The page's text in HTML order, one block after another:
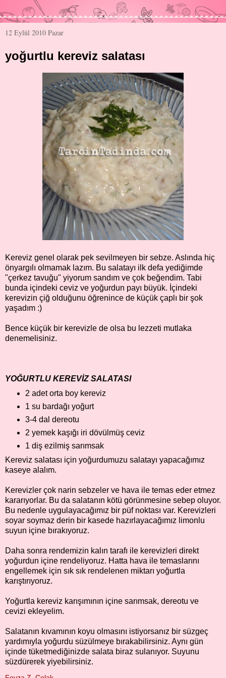
12 Eylül 2010 Pazar
yoğurtlu kereviz salatası
Kereviz genel olarak pek sevilmeyen bir sebze. Aslında hiç
önyargılı olmamak lazım. Bu salatayı ilk defa yediğimde
"çerkez tavuğu" yiyorum sandım ve çok beğendim. Tabi
bunda içindeki ceviz ve yoğurdun payı büyük. İçindeki
kerevizin çiğ olduğunu öğrenince de küçük çaplı bir şok
yaşadım :)
Bence küçük bir kerevizle de olsa bu lezzeti mutlaka
denemelisiniz.
YOĞURTLU KEREVİZ SALATASI
2 adet orta boy kereviz
1 su bardağı yoğurt
3-4 dal dereotu
2 yemek kaşığı iri dövülmüş ceviz
1 diş ezilmiş sarımsak
Kereviz salatası için yoğurdumuzu salatayı yapacağımız
kaseye alalım.
Kerevizler çok narin sebzeler ve hava ile temas eder etmez
kararıyorlar. Bu da salatanın kötü görünmesine sebep oluyor.
Bu nedenle uygulayacağımız bir püf noktası var. Kerevizleri
soyar soymaz derin bir kasede hazırlayacağımız limonlu
suyun içine bırakıyoruz.
Daha sonra rendemizin kalın tarafı ile kerevizleri direkt
yoğurdun içine rendeliyoruz. Hatta hava ile temaslarını
engellemek için sık sık rendelenen miktarı yoğurtla
karıştırıyoruz.
Yoğurtla kereviz karışımının içine sarımsak, dereotu ve
cevizi ekleyelim.
Salatanın kıvamının koyu olmasını istiyorsanız bir süzgeç
yardımıyla yoğurdu süzülmeye bırakabilirsiniz. Aynı gün
içinde tüketmediğinizde salata biraz sulanıyor. Suyunu
süzdürerek yiyebilirsiniz.